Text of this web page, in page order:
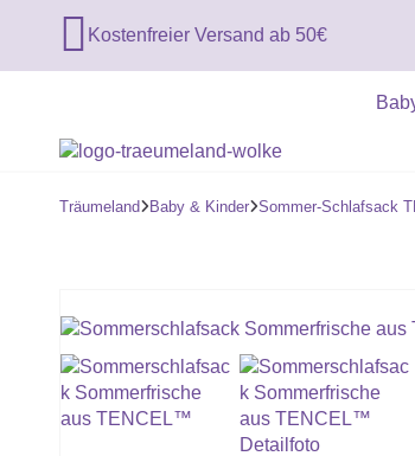
 Kostenfreier Versand ab 50€
Träumeland Baby & KinderSommer-Schlafsack